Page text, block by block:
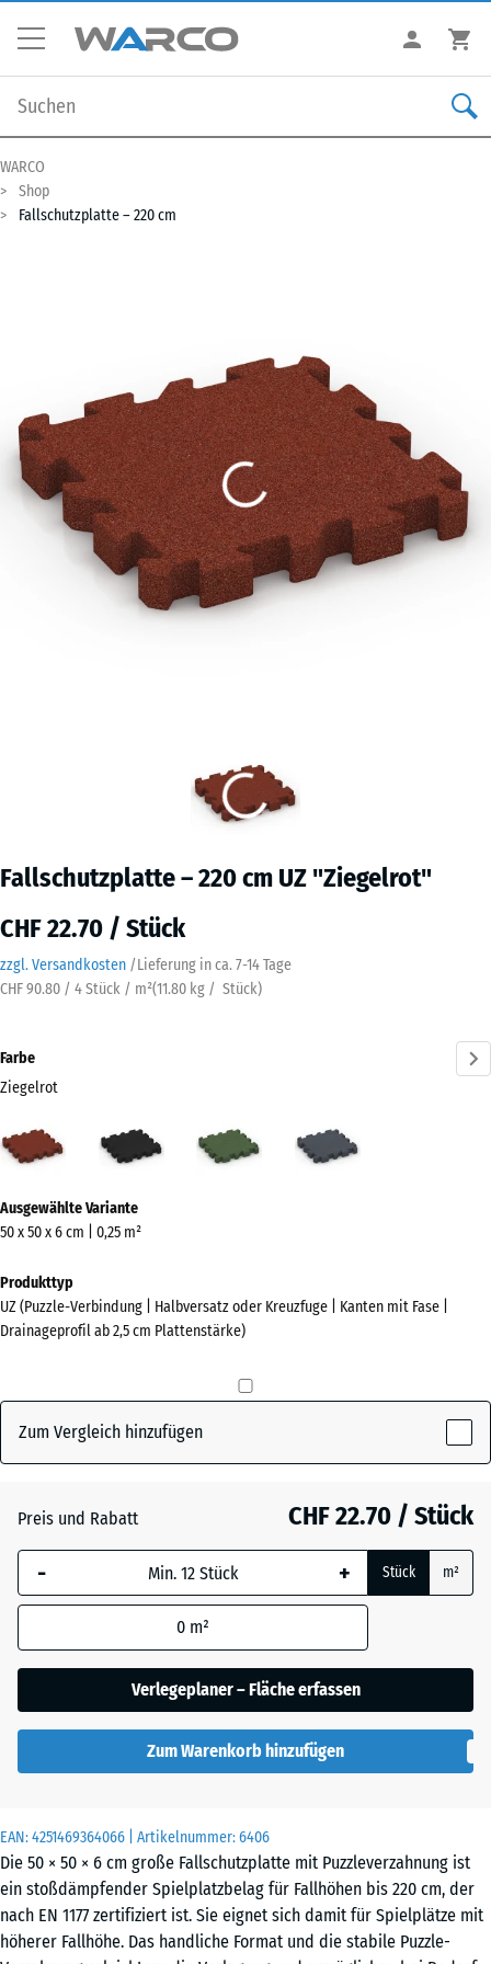
WARCO
Shop
Fallschutzplatte – 220 cm
Fallschutzplatte – 220 cm UZ "Ziegelrot"
CHF 22.70 / Stück
zzgl. Versandkosten /Lieferung in ca. 7-14 Tage
CHF 90.80 / 4 Stück / m²(11.80 kg / Stück)
EAN:4251469364066 | Artikelnummer:6406
Die 50 × 50 × 6 cm große Fallschutzplatte mit Puzzleverzahnung ist
ein stoßdämpfender Spielplatzbelag für Fallhöhen bis 220 cm, der
nach EN 1177 zertifiziert ist. Sie eignet sich damit für Spielplätze mit
höherer Fallhöhe. Das handliche Format und die stabile Puzzle-
Farbe
Ziegelrot
(active)
Grasgrün
Informationen
zu
Farben?
Farbpalette
(active)
Grasgrün + CHF 0.50
Schiefergrau
Ausgewählte Variante
50 x 50 x 6 cm | 0,25 m²
Produkttyp
UZ (Puzzle-Verbindung | Halbversatz oder Kreuzfuge | Kanten mit Fase |
Drainageprofil ab 2,5 cm Plattenstärke)
Zum Vergleich hinzufügen
Preis und Rabatt CHF 22.70 / Stück
- + Stück m²
0 m²
Verlegeplaner – Fläche erfassen
Zum Warenkorb hinzufügen